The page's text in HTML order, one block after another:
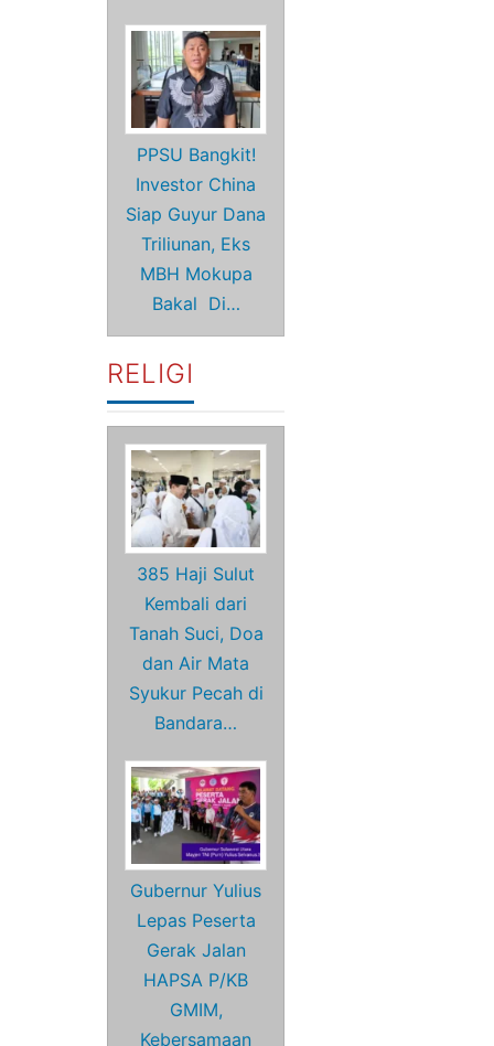
PPSU Bangkit!
Investor China
Siap Guyur Dana
Triliunan, Eks
MBH Mokupa
Bakal Di…
RELIGI
385 Haji Sulut
Kembali dari
Tanah Suci, Doa
dan Air Mata
Syukur Pecah di
Bandara…
Gubernur Yulius
Lepas Peserta
Gerak Jalan
HAPSA P/KB
GMIM,
Kebersamaan